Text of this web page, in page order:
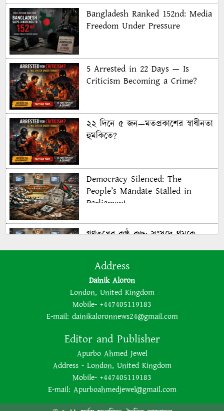
Bangladesh Ranked 152nd: Media
Freedom Under Pressure
5 Arrested in 22 Days — Is
Criticism Becoming a Crime?
২২ দিনে ৫ জন—মতপ্রকাশের স্বাধীনতা
হুমকিতে?
Democracy Silenced: The
People’s Mandate Stalled in
Parliament
গণতন্ত্রের কণ্ঠ রুদ্ধ: সংসদে থমকে
The BNP is disregarding
democracy out of a lust for
power
ক্ষমতার লোভে গণতন্ত্রকে উপেক্ষা
করছে বিএনপি
Address
Dainik Aloron
London, United Kingdom
Mobile- +447405119183
E-mail: dainikaloronnews24@gmail.com
Editor and Publisher
Apurbo Ahmed Jewel
Address - London, United Kingdom
Mobile- +447405119183
E-mail: Apurboahmedjewel@gmail.com